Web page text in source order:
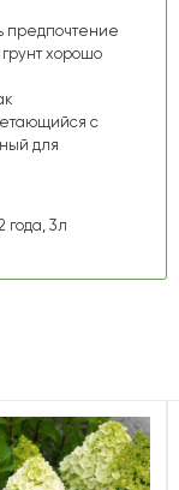
предпочтение
хорошо
с
для
года, 3л